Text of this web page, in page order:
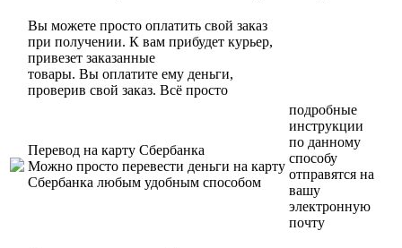
Вы можете просто оплатить свой заказ
при получении. К вам прибудет курьер,
привезет заказанные
товары. Вы оплатите ему деньги,
проверив свой заказ. Всё просто
Перевод на карту Сбербанка
Можно просто перевести деньги на карту
Сбербанка любым удобным способом
подробные
инструкции
по данному
способу
отправятся на
вашу
электронную
почту